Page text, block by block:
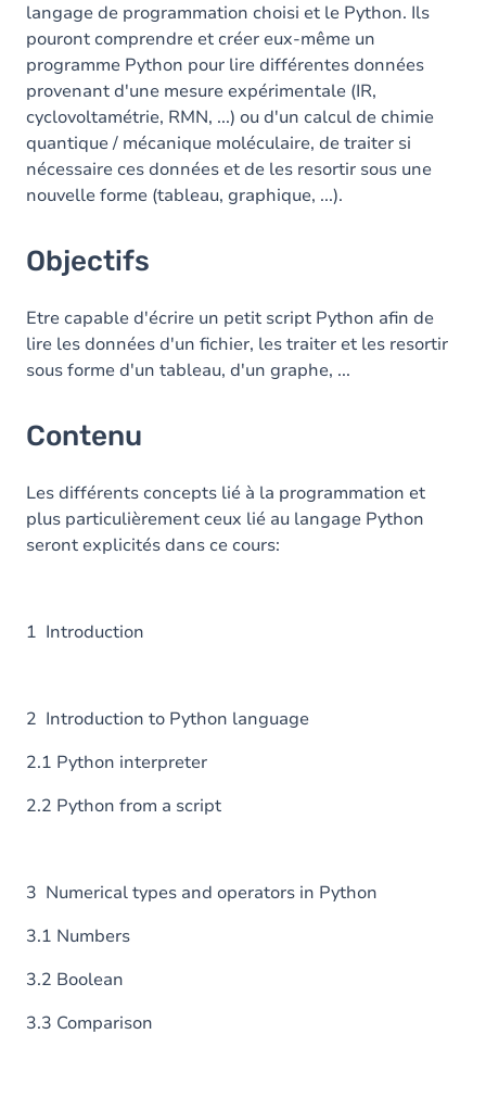
Table des matières
Exercices
langage de programmation choisi et le Python. Ils
pouront comprendre et créer eux-même un
programme Python pour lire différentes données
provenant d'une mesure expérimentale (IR,
cyclovoltamétrie, RMN, ...) ou d'un calcul de chimie
quantique / mécanique moléculaire, de traiter si
nécessaire ces données et de les resortir sous une
nouvelle forme (tableau, graphique, ...).
Objectifs
Etre capable d'écrire un petit script Python afin de
lire les données d'un fichier, les traiter et les resortir
sous forme d'un tableau, d'un graphe, ...
Contenu
Les différents concepts lié à la programmation et
plus particulièrement ceux lié au langage Python
seront explicités dans ce cours:
1 Introduction
2 Introduction to Python language
2.1 Python interpreter
2.2 Python from a script
3 Numerical types and operators in Python
3.1 Numbers
3.2 Boolean
3.3 Comparison